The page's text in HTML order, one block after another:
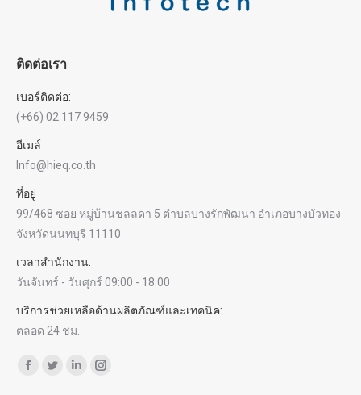
ติดต่อเรา
เบอร์ติดต่อ:
(+66) 02 117 9459
อีเมล์
Info@hieq.co.th
ที่อยู่
99/468 ซอย หมู่บ้านชลลดา 5 ตำบลบางรักพัฒนา อำเภอบางบัวทอง
จังหวัดนนทบุรี 11110
เวลาสำนักงาน:
วันจันทร์ - วันศุกร์ 09:00 - 18:00
บริการช่วยเหลือด้านผลิตภัณฑ์และเทคนิค:
ตลอด 24 ชม.
Find us on:
LinkedinInstagram